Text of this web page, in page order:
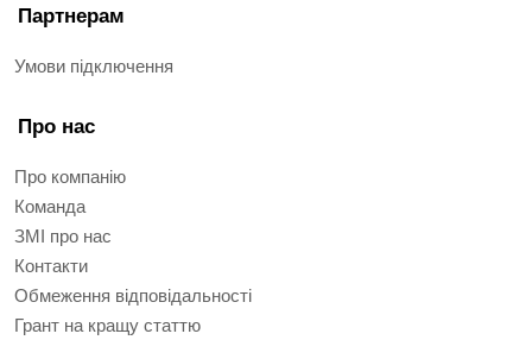
Партнерам
Умови підключення
Про нас
Про компанію
Команда
ЗМІ про нас
Контакти
Обмеження відповідальності
Грант на кращу статтю